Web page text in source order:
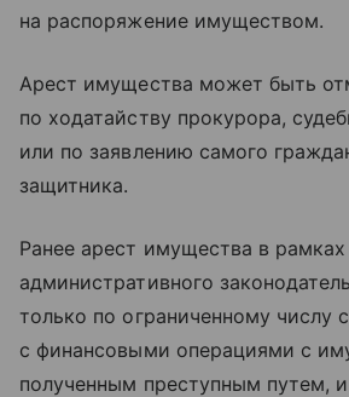
на распоряжение имуществом.
Арест имущества может быть
по ходатайству прокурора,
или по заявлению самого
защитника.
Ранее арест имущества в рамках
административного
только по ограниченному числу
с финансовыми операциями с
полученным преступным путем,